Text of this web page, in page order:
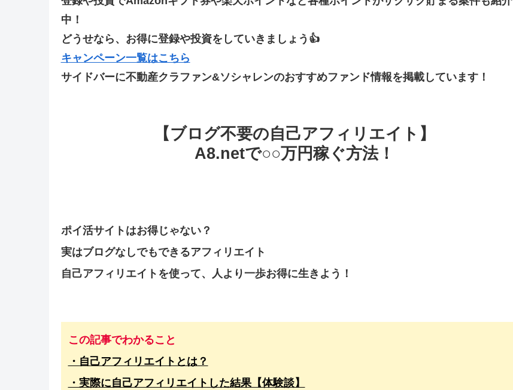
中！
どうせなら、お得に登録や投資をしていきましょう👍
キャンペーン一覧はこちら
サイドバーに不動産クラファン&ソシャレンのおすすめファンド情報を掲載しています！
【ブログ不要の自己アフィリエイト】
A8.netで○○万円稼ぐ方法！
ポイ活サイトはお得じゃない？
実はブログなしでもできるアフィリエイト
自己アフィリエイトを使って、人より一歩お得に生きよう！
この記事でわかること
・自己アフィリエイトとは？
・実際に自己アフィリエイトした結果【体験談】